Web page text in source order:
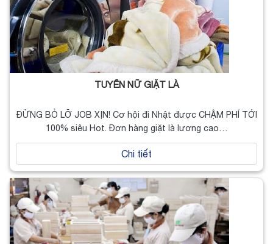
TUYỂN NỮ GIẶT LÀ
ĐỪNG BỎ LỠ JOB XỊN! Cơ hội đi Nhật được CHẬM PHÍ TỚI
100% siêu Hot. Đơn hàng giặt là lương cao…
Chi tiết